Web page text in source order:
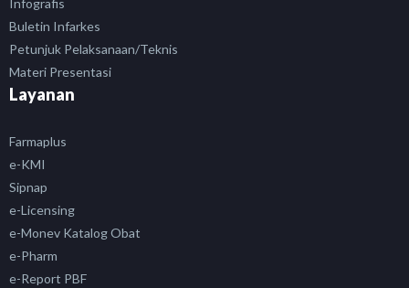
Infografis
Buletin Infarkes
Petunjuk Pelaksanaan/Teknis
Materi Presentasi
Layanan
Farmaplus
e-KMI
Sipnap
e-Licensing
e-Monev Katalog Obat
e-Pharm
e-Report PBF